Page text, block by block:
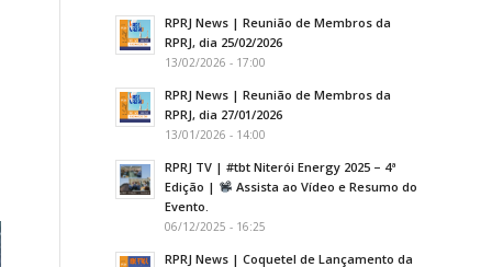
RPRJ News | Reunião de Membros da
RPRJ, dia 25/02/2026
13/02/2026 - 17:00
RPRJ News | Reunião de Membros da
RPRJ, dia 27/01/2026
13/01/2026 - 14:00
RPRJ TV | #tbt Niterói Energy 2025 – 4ª
Edição |
Assista ao Vídeo e Resumo do
Evento.
06/12/2025 - 16:25
RPRJ News | Coquetel de Lançamento da